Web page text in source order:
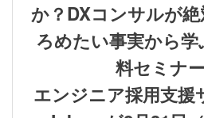
か？DXコンサルが
ろめたい事実から
料セミナー
エンジニア採用支援